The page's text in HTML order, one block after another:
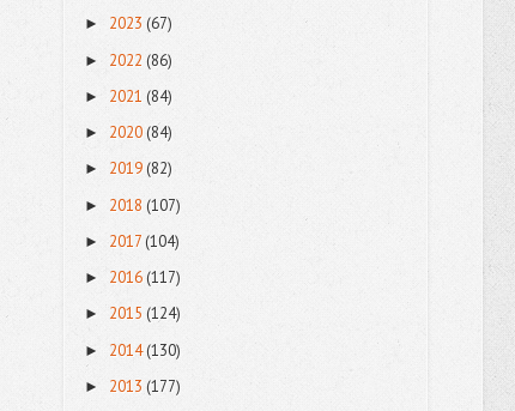
► 2023 (67)
► 2022 (86)
► 2021 (84)
► 2020(84)
► 2019(82)
► 2018 (107)
► 2017 (104)
► 2016(117)
► 2015 (124)
► 2014(130)
► 2013 (177)